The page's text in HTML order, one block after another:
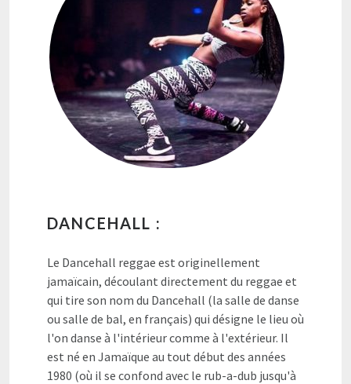
DANCEHALL :
Le Dancehall reggae est originellement
jamaïcain, découlant directement du reggae et
qui tire son nom du Dancehall (la salle de danse
ou salle de bal, en français) qui désigne le lieu où
l'on danse à l'intérieur comme à l'extérieur. Il
est né en Jamaïque au tout début des années
1980 (où il se confond avec le rub-a-dub jusqu'à